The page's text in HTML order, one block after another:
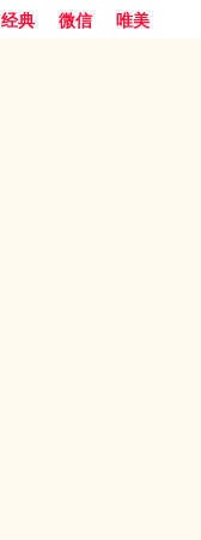
经典 微信
唯美